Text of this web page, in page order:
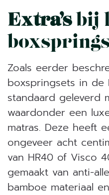
Extra’sbij
Zoals eerder
boxspringsets in de
standaard geleverd
waardonder een
matras. Deze heeft
ongeveer acht
van HR40 of Visco
gemaakt van anti-
bamboe materiaal